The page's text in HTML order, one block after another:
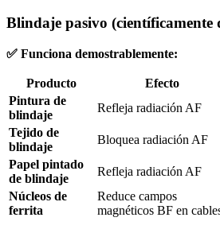
Blindaje pasivo (científicamente
✅ Funciona demostrablemente:
Producto Efecto
Pintura de
blindaje
Refleja radiación AF
Tejido de
blindaje
Bloquea radiación AF
Papel pintado
de blindaje
Refleja radiación AF
Núcleos de
ferrita
Reduce campos
magnéticos BF en